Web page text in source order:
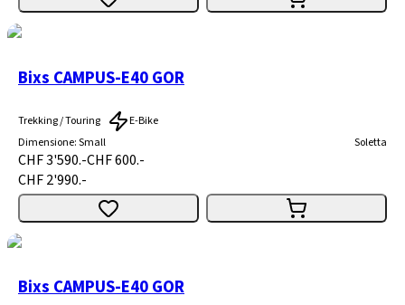
Bixs CAMPUS-E40 GOR
Trekking / Touring
E-Bike
Dimensione:Small Soletta
CHF 3'590.-CHF 600.-
CHF 2'990.-
Bixs CAMPUS-E40 GOR